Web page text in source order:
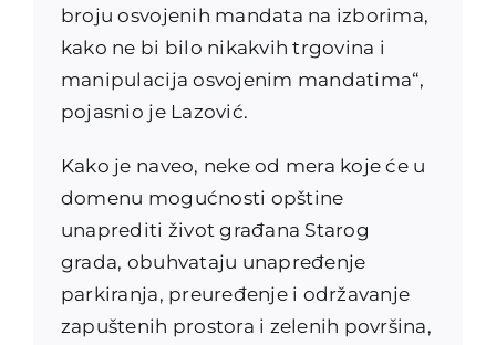
broju osvojenih mandata na izborima,
kako ne bi bilo nikakvih trgovina i
manipulacija osvojenim mandatima“,
pojasnio je Lazović.
Kako je naveo, neke od mera koje će u
domenu mogućnosti opštine
unaprediti život građana Starog
grada, obuhvataju unapređenje
parkiranja, preuređenje i održavanje
zapuštenih prostora i zelenih površina,